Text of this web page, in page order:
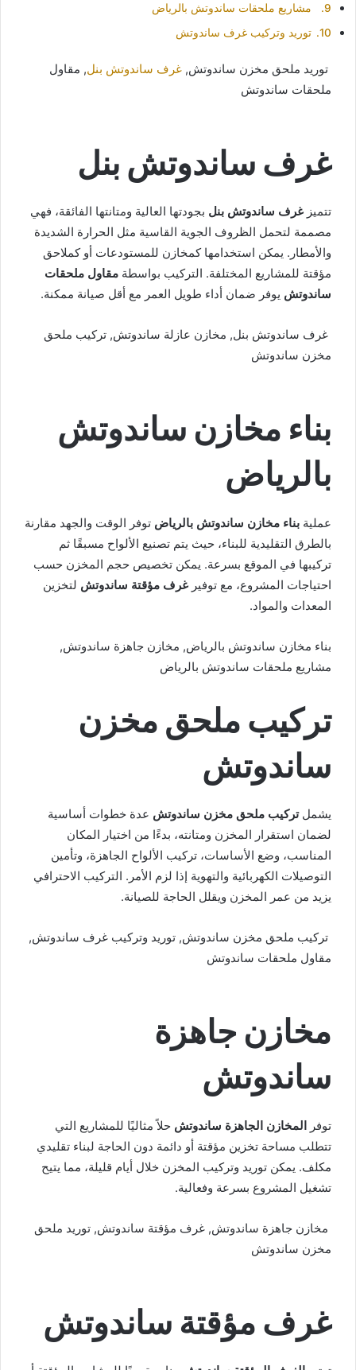
مشاريع ملحقات ساندوتش بالرياض
توريد وتركيب غرف ساندوتش
توريد ملحق مخزن ساندوتش, غرف ساندوتش بنل, مقاول
ملحقات ساندوتش
غرف ساندوتش بنل
تتميز غرف ساندوتش بنل بجودتها العالية ومتانتها الفائقة، فهي
مصممة لتحمل الظروف الجوية القاسية مثل الحرارة الشديدة
والأمطار. يمكن استخدامها كمخازن للمستودعات أو كملاحق
مؤقتة للمشاريع المختلفة. التركيب بواسطة مقاول ملحقات
ساندوتش يوفر ضمان أداء طويل العمر مع أقل صيانة ممكنة.
غرف ساندوتش بنل, مخازن عازلة ساندوتش, تركيب ملحق
مخزن ساندوتش
بناء مخازن ساندوتش
بالرياض
عملية بناء مخازن ساندوتش بالرياض توفر الوقت والجهد مقارنة
بالطرق التقليدية للبناء، حيث يتم تصنيع الألواح مسبقًا ثم
تركيبها في الموقع بسرعة. يمكن تخصيص حجم المخزن حسب
احتياجات المشروع، مع توفير غرف مؤقتة ساندوتش لتخزين
المعدات والمواد.
بناء مخازن ساندوتش بالرياض, مخازن جاهزة ساندوتش,
مشاريع ملحقات ساندوتش بالرياض
تركيب ملحق مخزن
ساندوتش
يشملتركيب ملحق مخزن ساندوتش عدة خطوات أساسية
لضمان استقرار المخزن ومتانته، بدءًا من اختيار المكان
المناسب، وضع الأساسات، تركيب الألواح الجاهزة، وتأمين
التوصيلات الكهربائية والتهوية إذا لزم الأمر. التركيب الاحترافي
يزيد من عمر المخزن ويقلل الحاجة للصيانة.
تركيب ملحق مخزن ساندوتش, توريد وتركيب غرف ساندوتش,
مقاول ملحقات ساندوتش
مخازن جاهزة
ساندوتش
توفر المخازن الجاهزة ساندوتش حلاً مثاليًا للمشاريع التي
تتطلب مساحة تخزين مؤقتة أو دائمة دون الحاجة لبناء تقليدي
مكلف. يمكن توريد وتركيب المخزن خلال أيام قليلة، مما يتيح
تشغيل المشروع بسرعة وفعالية.
مخازن جاهزة ساندوتش, غرف مؤقتة ساندوتش, توريد ملحق
مخزن ساندوتش
غرف مؤقتة ساندوتش